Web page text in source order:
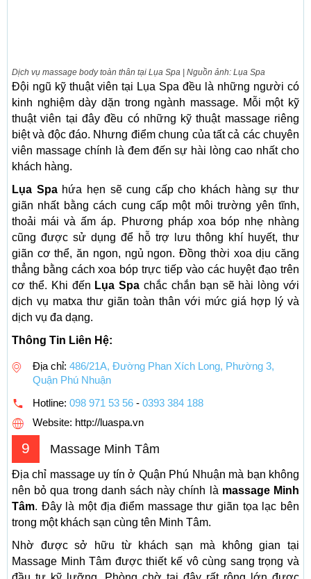
Dịch vụ massage body toàn thân tại Lụa Spa | Nguồn ảnh: Lụa Spa
Đội ngũ kỹ thuật viên tại Lụa Spa đều là những người có
kinh nghiệm dày dặn trong ngành massage. Mỗi một kỹ
thuật viên tại đây đều có những kỹ thuật massage riêng
biệt và độc đáo. Nhưng điểm chung của tất cả các chuyên
viên massage chính là đem đến sự hài lòng cao nhất cho
khách hàng.
Lụa Spahứa hẹn sẽ cung cấp cho khách hàng sự thư
giãn nhất bằng cách cung cấp một môi trường yên tĩnh,
thoải mái và ấm áp. Phương pháp xoa bóp nhẹ nhàng
cũng được sử dụng để hỗ trợ lưu thông khí huyết, thư
giãn cơ thể, ăn ngon, ngủ ngon. Đồng thời xoa dịu căng
thẳng bằng cách xoa bóp trực tiếp vào các huyệt đạo trên
cơ thể. Khi đến Lụa Spachắc chắn bạn sẽ hài lòng với
dịch vụ matxa thư giãn toàn thân với mức giá hợp lý và
dịch vụ đa dạng.
Thông Tin Liên Hệ:
Địa chỉ: 486/21A, Đường Phan Xích Long, Phường 3,
Quận Phú Nhuận
Hotline: 098 971 53 56 - 0393 384 188
Website: http://luaspa.vn
9 Massage Minh Tâm
Địa chỉ massage uy tín ở Quận Phú Nhuận mà bạn không
nên bỏ qua trong danh sách này chính là massage Minh
Tâm. Đây là một địa điểm massage thư giãn tọa lạc bên
trong một khách sạn cùng tên Minh Tâm.
Nhờ được sở hữu từ khách sạn mà không gian tại
Massage Minh Tâm được thiết kế vô cùng sang trọng và